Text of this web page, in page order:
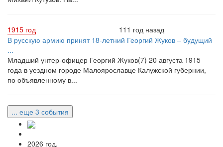
1915 год
111 год назад
В русскую армию принят 18-летний Георгий Жуков – будущий
...
Младший унтер-офицер Георгий Жуков(7) 20 августа 1915
года в уездном городе Малоярославце Калужской губернии,
по объявленному в...
... еще 3 события
2026 год.